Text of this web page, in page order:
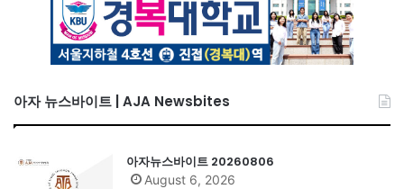
아자 뉴스바이트 | AJA Newsbites
아자뉴스바이트 20260806
August 6, 2026